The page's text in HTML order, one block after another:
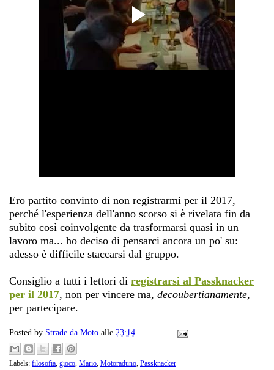
Ero partito convinto di non registrarmi per il 2017,
perché l'esperienza dell'anno scorso si è rivelata fin da
subito così coinvolgente da trasformarsi quasi in un
lavoro ma... ho deciso di pensarci ancora un po' su:
adesso è difficile staccarsi dal gruppo.
Consiglio a tutti i lettori di registrarsi al Passknacker
per il 2017, non per vincere ma, decoubertianamente,
per partecipare.
Posted by Strade da Moto alle 23:14
Labels: filosofia gioco Mario Motoraduno Passknacker